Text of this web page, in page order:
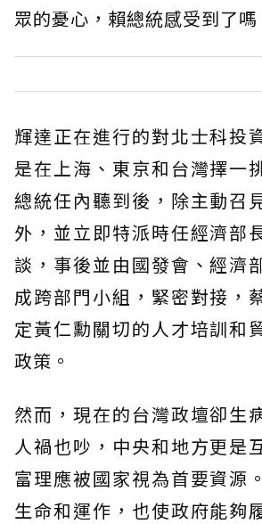
眾的憂心，賴總統感受到了嗎
輝達正在進行的對北士科投
是在上海、東京和台灣擇一
總統任內聽到後，除主動召
外，並立即特派時任經濟部
談，事後並由國發會、經濟
成跨部門小組，緊密對接，
定黃仁勳關切的人才培訓和
政策。
然而，現在的台灣政壇卻生
人禍也吵，中央和地方更是
富理應被國家視為首要資源
生命和運作，也使政府能夠